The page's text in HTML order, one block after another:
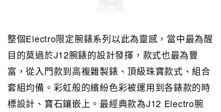
整個Electro限定腕錶系列以此為靈感，當中最為醒
目的莫過於J12腕錶的設計發揮，款式也最為豐
富，從入門款到高複雜製錶、頂級珠寶款式、組合
套組均備。彩虹般的繽紛色彩被運用到各錶款的時
標設計、寶石鑲嵌上。最經典款為J12 Electro腕